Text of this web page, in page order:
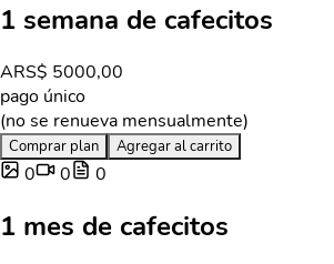
1 semana de cafecitos
ARS$ 5000,00
pago único
(no se renueva mensualmente)
Comprar plan Agregar al carrito
0 0 0
1 mes de cafecitos